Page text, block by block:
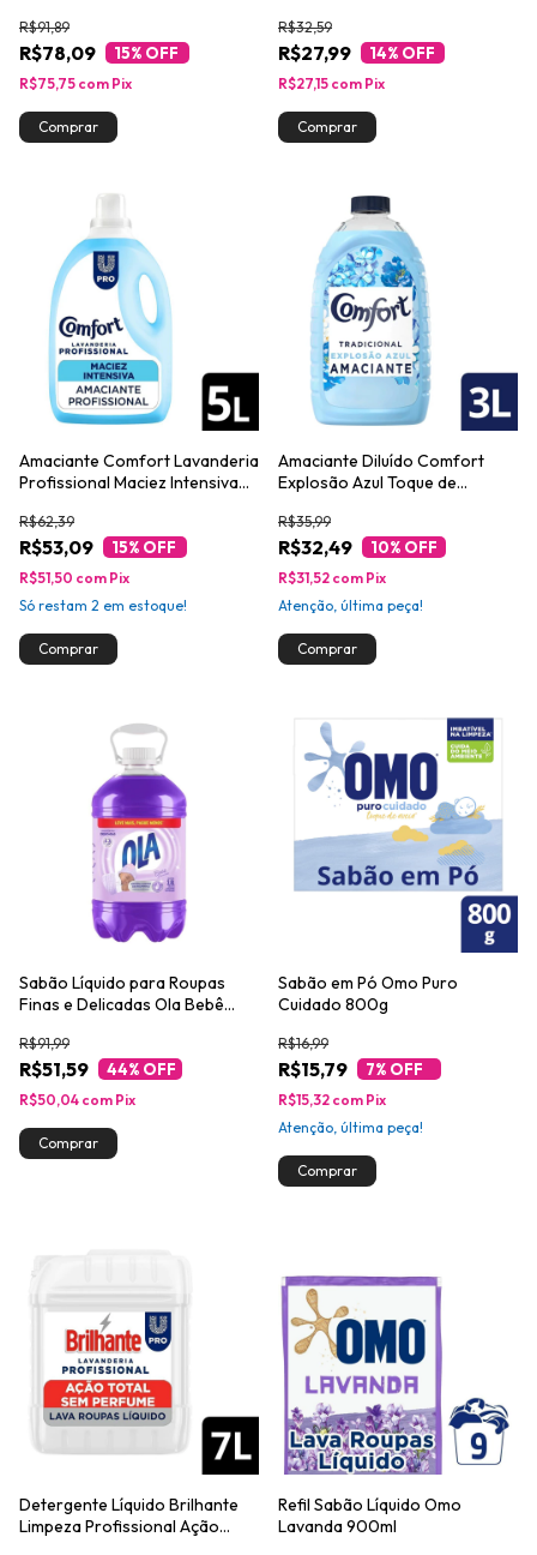
R$78,09
R$91,89
15% OFF
R$75,75 com Pix
R$27,99
R$32,59
14% OFF
R$27,15 com Pix
Amaciante Comfort Lavanderia
Profissional Maciez Intensiva
R$53,09
R$62,39
15% OFF
R$51,50 com Pix
Só restam 2 em estoque!
Amaciante Diluído Comfort
Explosão Azul Toque de
R$32,49
R$35,99
10% OFF
R$31,52 com Pix
Atenção, última peça!
Sabão Líquido para Roupas
Finas e Delicadas Ola Bebê
R$51,59
R$91,99
44% OFF
R$50,04 com Pix
Sabão em Pó Omo Puro
Cuidado 800g
R$15,79
R$16,99
7% OFF
R$15,32 com Pix
Atenção, última peça!
Detergente Líquido Brilhante
Limpeza Profissional Ação
Refil Sabão Líquido Omo
Lavanda 900ml